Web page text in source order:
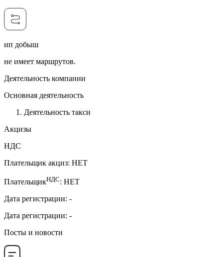
ип добыш
не имеет маршрутов.
Деятельность компании
Основная деятельность
Деятельность такси
Акцизы
НДС
Плательщик акциз: НЕТ
ПлательщикНДС: НЕТ
Дата регистрации: -
Дата регистрации: -
Посты и новости